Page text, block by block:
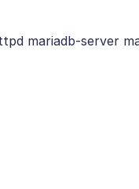
mariadb-server